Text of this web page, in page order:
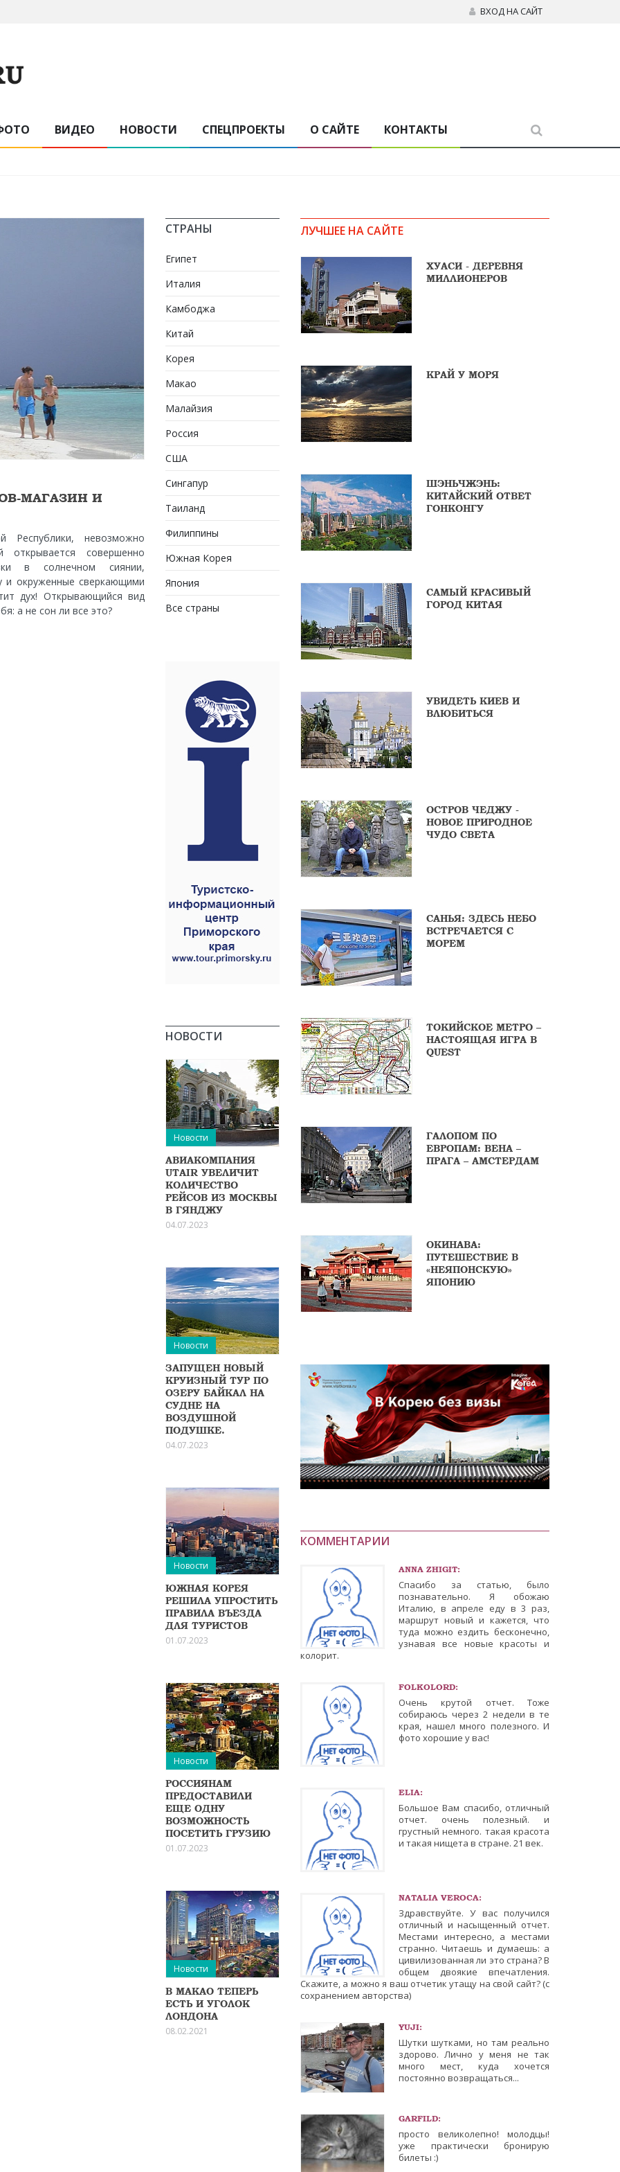
ВХОД НА САЙТ
ВИДЕО НОВОСТИ СПЕЦПРОЕКТЫ О САЙТЕ КОНТАКТЫ
МАГАЗИН И
Республики, невозможно
совершенно
в солнечном сиянии,
и окруженные сверкающими
дух! Открывающийся вид
а не сон ли все это?
СТРАНЫ
Египет
Италия
Камбоджа
Китай
Корея
Макао
Малайзия
Россия
США
Сингапур
Таиланд
Филиппины
Южная Корея
Япония
Все страны
НОВОСТИ
Новости
АВИАКОМПАНИЯ
UTAIR УВЕЛИЧИТ
КОЛИЧЕСТВО
РЕЙСОВ ИЗ МОСКВЫ
В ГЯНДЖУ
04.07.2023
Новости
ЗАПУЩЕН НОВЫЙ
КРУИЗНЫЙ ТУР ПО
ОЗЕРУ БАЙКАЛ НА
СУДНЕ НА
ВОЗДУШНОЙ
ПОДУШКЕ.
04.07.2023
Новости
ЮЖНАЯ КОРЕЯ
РЕШИЛА УПРОСТИТЬ
ПРАВИЛА ВЪЕЗДА
ДЛЯ ТУРИСТОВ
01.07.2023
Новости
РОССИЯНАМ
ПРЕДОСТАВИЛИ
ЕЩЕ ОДНУ
ВОЗМОЖНОСТЬ
ПОСЕТИТЬ ГРУЗИЮ
01.07.2023
Новости
В МАКАО ТЕПЕРЬ
ЕСТЬ И УГОЛОК
ЛОНДОНА
08.02.2021
ЛУЧШЕЕ НА САЙТЕ
ХУАСИ - ДЕРЕВНЯ
МИЛЛИОНЕРОВ
КРАЙ У МОРЯ
ШЭНЬЧЖЭНЬ:
КИТАЙСКИЙ ОТВЕТ
ГОНКОНГУ
САМЫЙ КРАСИВЫЙ
ГОРОД КИТАЯ
УВИДЕТЬ КИЕВ И
ВЛЮБИТЬСЯ
ОСТРОВ ЧЕДЖУ -
НОВОЕ ПРИРОДНОЕ
ЧУДО СВЕТА
САНЬЯ: ЗДЕСЬ НЕБО
ВСТРЕЧАЕТСЯ С
МОРЕМ
ТОКИЙСКОЕ МЕТРО –
НАСТОЯЩАЯ ИГРА В
QUEST
ГАЛОПОМ ПО
ЕВРОПАМ: ВЕНА –
ПРАГА – АМСТЕРДАМ
ОКИНАВА:
ПУТЕШЕСТВИЕ В
«НЕЯПОНСКУЮ»
ЯПОНИЮ
КОММЕНТАРИИ
ANNA ZHIGIT:
Спасибо за статью, было
познавательно. Я обожаю
Италию, в апреле еду в 3 раз,
маршрут новый и кажется, что
туда можно ездить бесконечно,
узнавая все новые красоты и
колорит.
FOLKOLORD:
Очень крутой отчет. Тоже
собираюсь через 2 недели в те
края, нашел много полезного. И
фото хорошие у вас!
ELIA:
Большое Вам спасибо, отличный
отчет. очень полезный. и
грустный немного. такая красота
и такая нищета в стране. 21 век.
NATALIA VEROCA:
Здравствуйте. У вас получился
отличный и насыщенный отчет.
Местами интересно, а местами
странно. Читаешь и думаешь: а
цивилизованная ли это страна? В
общем двоякие впечатления.
Скажите, а можно я ваш отчетик утащу на свой сайт? (с
сохранением авторства)
YUJI:
Шутки шутками, но там реально
здорово. Лично у меня не так
много мест, куда хочется
постоянно возвращаться...
GARFILD:
просто великолепно! молодцы!
уже практически бронирую
билеты :)